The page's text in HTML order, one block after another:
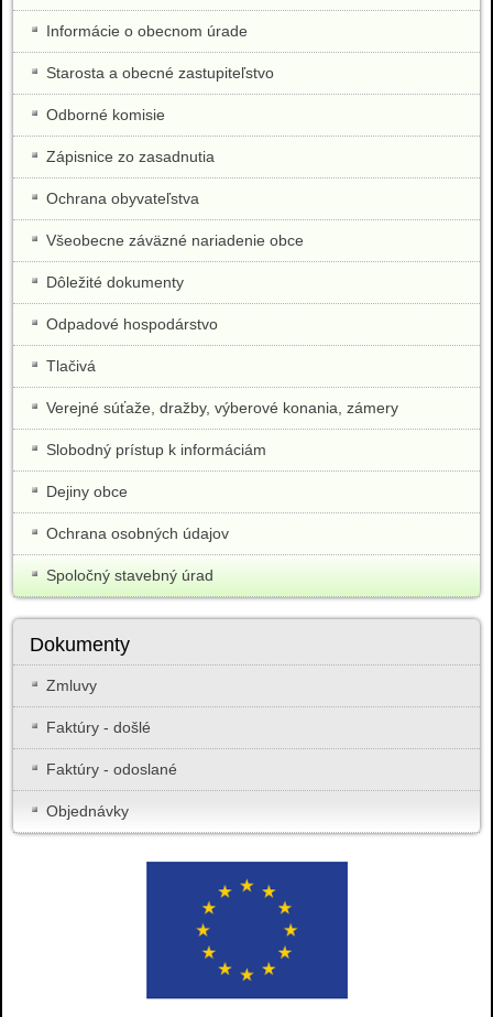
Informácie o obecnom úrade
Starosta a obecné zastupiteľstvo
Odborné komisie
Zápisnice zo zasadnutia
Ochrana obyvateľstva
Všeobecne záväzné nariadenie obce
Dôležité dokumenty
Odpadové hospodárstvo
Tlačivá
Verejné súťaže, dražby, výberové konania, zámery
Slobodný prístup k informáciám
Dejiny obce
Ochrana osobných údajov
Spoločný stavebný úrad
Dokumenty
Zmluvy
Faktúry - došlé
Faktúry - odoslané
Objednávky